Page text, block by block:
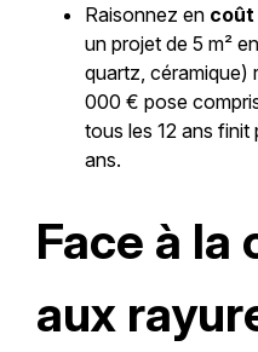
Raisonnez en coût
un projet de 5 m²
quartz, céramique)
000 € pose
tous les 12 ans
ans.
Face à la
aux